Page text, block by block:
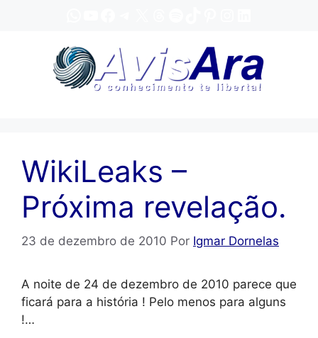
WikiLeaks –
Próxima revelação.
23 de dezembro de 2010 Por Igmar Dornelas
A noite de 24 de dezembro de 2010 parece que
ficará para a história ! Pelo menos para alguns
!…